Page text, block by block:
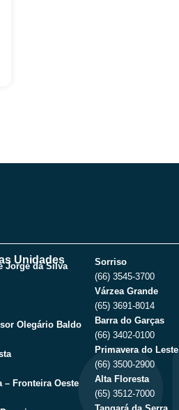
Unidades
Jorge da Silva
Olegário Baldo
– Fronteira Oeste
Sorriso
(66) 3545-3700
Várzea Grande
(65) 3691-8014
Barra do Garças
(66) 3402-0100
Primavera do Leste
(66) 3500-2900
Alta Floresta
(65) 3512-7000